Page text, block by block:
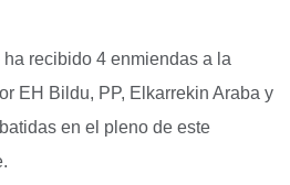
recibido 4 enmiendas a la
EH Bildu, PP, Elkarrekin Araba y
en el pleno de este